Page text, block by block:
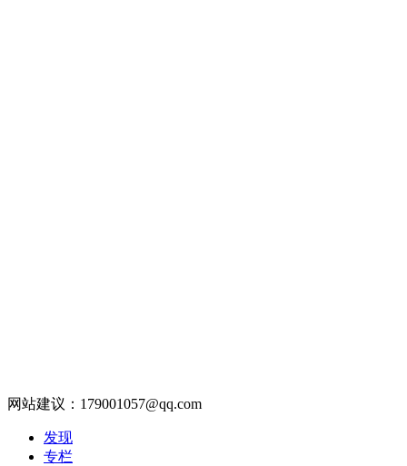
网站建议：179001057@qq.com
发现
专栏